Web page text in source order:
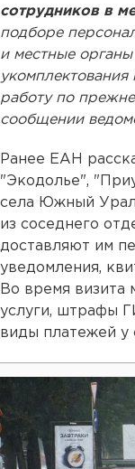
сотрудников в
подборе
и местные
укомплектования
работу по
сообщении
Ранее ЕАН
"Экодолье",
села Южный Урал
из соседнего
доставляют им
уведомления,
Во время визита
услуги, штрафы
виды платежей у